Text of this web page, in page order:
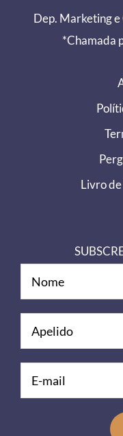
Dep. Marketing
*Chamada
Livro